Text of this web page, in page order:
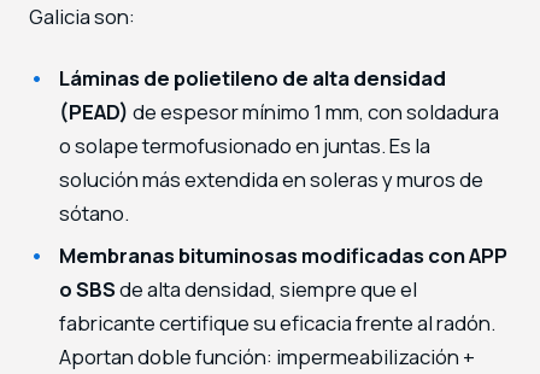
Galicia son:
Láminas de polietileno de alta densidad
(PEAD) de espesor mínimo 1 mm, con soldadura
o solape termofusionado en juntas. Es la
solución más extendida en soleras y muros de
sótano.
Membranas bituminosas modificadas con APP
o SBSde alta densidad, siempre que el
fabricante certifique su eficacia frente al radón.
Aportan doble función: impermeabilización +